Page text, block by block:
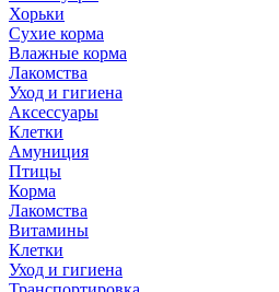
Хорьки
Сухие корма
Влажные корма
Лакомства
Уход и гигиена
Аксессуары
Клетки
Амуниция
Птицы
Корма
Лакомства
Витамины
Клетки
Уход и гигиена